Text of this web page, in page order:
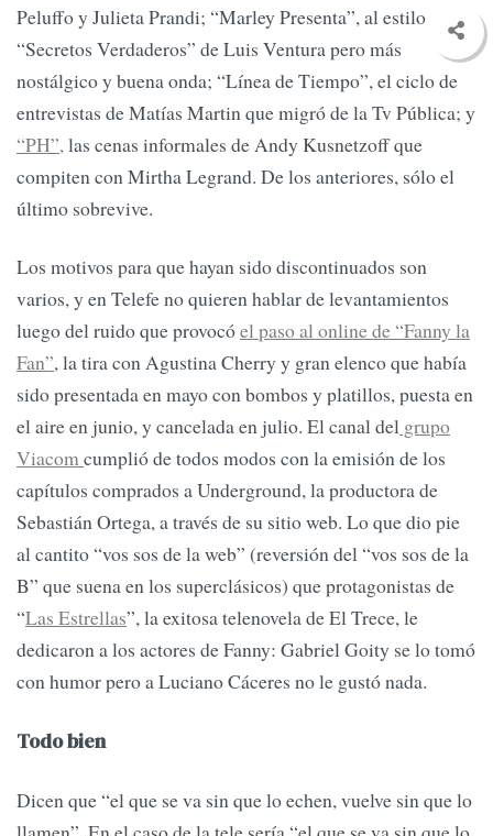
Peluffo y Julieta Prandi; “Marley Presenta”, al estilo
“Secretos Verdaderos” de Luis Ventura pero más
nostálgico y buena onda; “Línea de Tiempo”, el ciclo de
entrevistas de Matías Martin que migró de la Tv Pública; y
“PH”,las cenas informales de Andy Kusnetzoff que
compiten con Mirtha Legrand. De los anteriores, sólo el
último sobrevive.
Los motivos para que hayan sido discontinuados son
varios, y en Telefe no quieren hablar de levantamientos
luego del ruido que provocóel paso al online de “Fanny la
Fan”, la tira con Agustina Cherry y gran elenco que había
sido presentada en mayo con bombos y platillos, puesta en
el aire en junio, y cancelada en julio. El canal del grupo
Viacomcumplió de todos modos con la emisión de los
capítulos comprados a Underground, la productora de
Sebastián Ortega, a través de su sitio web. Lo que dio pie
al cantito “vos sos de la web” (reversión del “vos sos de la
B” que suena en los superclásicos) que protagonistas de
“Las Estrellas”, la exitosa telenovela de El Trece, le
dedicaron a los actores de Fanny: Gabriel Goity se lo tomó
con humor pero a Luciano Cáceres no le gustó nada.
Todo bien
Dicen que “el que se va sin que lo echen, vuelve sin que lo